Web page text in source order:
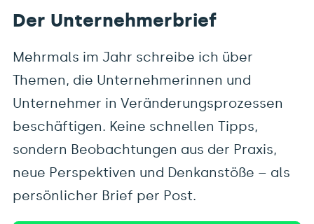
Der Unternehmerbrief
Mehrmals im Jahr schreibe ich über
Themen, die Unternehmerinnen und
Unternehmer in Veränderungsprozessen
beschäftigen. Keine schnellen Tipps,
sondern Beobachtungen aus der Praxis,
neue Perspektiven und Denkanstöße – als
persönlicher Brief per Post.